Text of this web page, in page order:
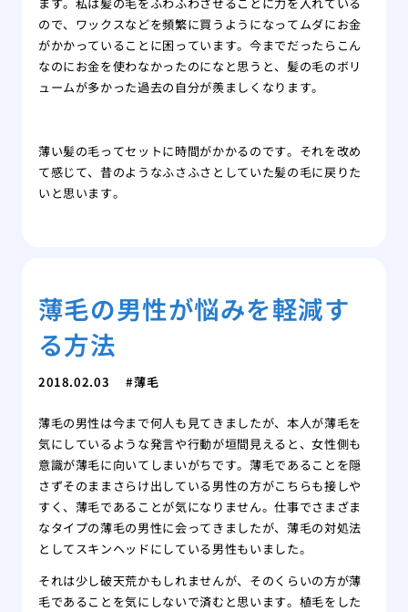
ので、ワックスなどを頻繁に買うようになってムダにお金
がかかっていることに困っています。今までだったらこん
なのにお金を使わなかったのになと思うと、髪の毛のボリ
ュームが多かった過去の自分が羨ましくなります。
薄い髪の毛ってセットに時間がかかるのです。それを改め
て感じて、昔のようなふさふさとしていた髪の毛に戻りた
いと思います。
薄毛の男性が悩みを軽減す
る方法
2018.02.03 薄毛
薄毛の男性は今まで何人も見てきましたが、本人が薄毛を
気にしているような発言や行動が垣間見えると、女性側も
意識が薄毛に向いてしまいがちです。薄毛であることを隠
さずそのままさらけ出している男性の方がこちらも接しや
すく、薄毛であることが気になりません。仕事でさまざま
なタイプの薄毛の男性に会ってきましたが、薄毛の対処法
としてスキンヘッドにしている男性もいました。
それは少し破天荒かもしれませんが、そのくらいの方が薄
毛であることを気にしないで済むと思います。植毛をした